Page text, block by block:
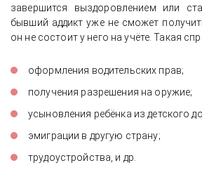
завершится выздоровлением или
бывший аддикт уже не сможет
он не состоит у него на учёте. Такая
оформления водительских прав;
получения разрешения на оружие;
усыновления ребёнка из детского
эмиграции в другую страну;
трудоустройства, и др.